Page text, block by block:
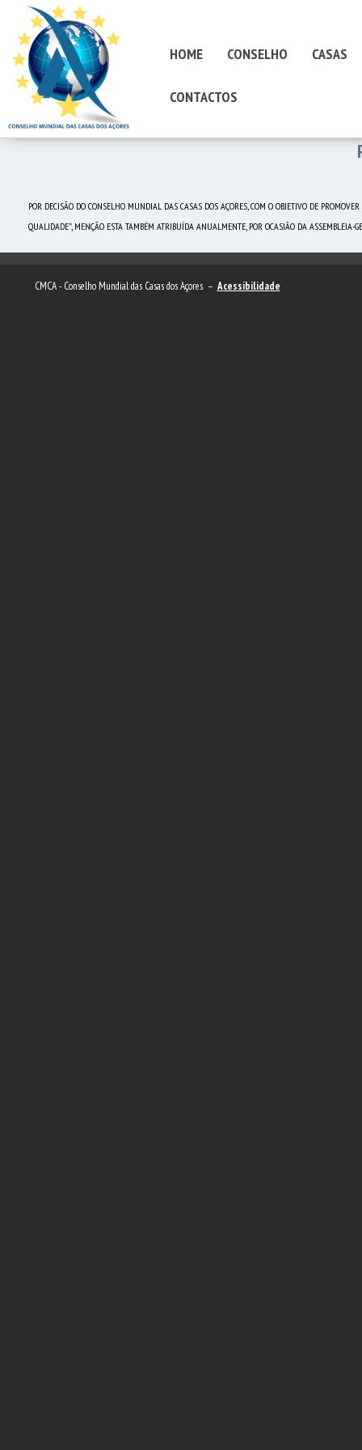
HOME CONSELHO CASAS
CONTACTOS
POR DECISÃO DO CONSELHO MUNDIAL DAS CASAS DOS AÇORES, COM O OBJETIVO DE
QUALIDADE”, MENÇÃO ESTA TAMBÉM ATRIBUÍDA ANUALMENTE, POR OCASIÃO DA ASSEMBLEIA-
CMCA - Conselho Mundial das Casas dos Açores – Acessibilidade